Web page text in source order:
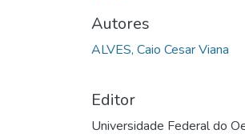
Autores
ALVES, Caio Cesar Viana
Editor
Universidade Federal do